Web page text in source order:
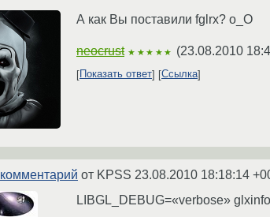
А как Вы поставили fglrx? о_О
neocrust ★★★★★ (23.08.2010
Показать ответ Ссылка
комментарий от KPSS 23.08.2010 18:18:14
LIBGL_DEBUG=«verbose» glxinfo